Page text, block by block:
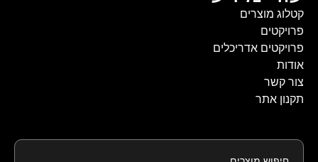
קטלוג מוצרים
פרויקטים
פרויקטים אדריכלים
אודות
צור קשר
תקנון אתר